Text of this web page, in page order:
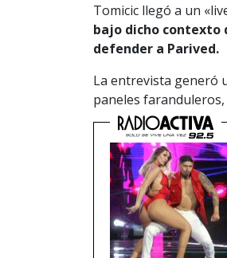
Tomicic llegó a un
bajo dicho contexto
defender a Parived.
La entrevista generó
paneles